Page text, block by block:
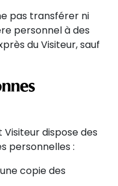
pas transférer ni
personnel à des
du Visiteur, sauf
dispose des
personnelles :
copie des